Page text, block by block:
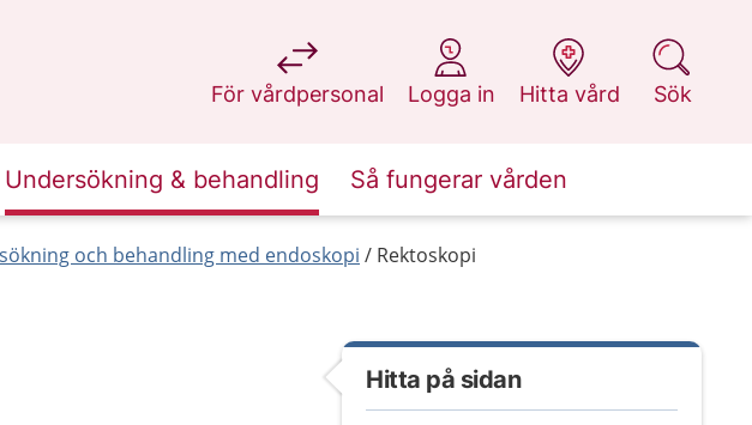
För vårdpersonal
på 1177.se
Logga in
på 1177.se
Hitta vård
på 1177.se
Sök
på 1177.se
Undersökning & behandling Så fungerar vården
och behandling med endoskopi Rektoskopi
Hitta på sidan